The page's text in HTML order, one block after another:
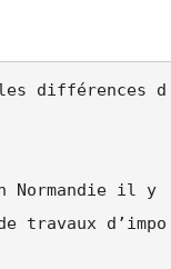
les différences d
Normandie il y
travaux d’impo